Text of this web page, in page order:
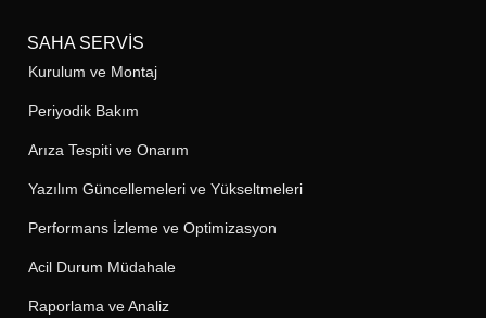
SAHA SERVIS
Kurulum ve Montaj
Periyodik Bakım
Arıza Tespiti ve Onarım
Yazılım Güncellemeleri ve Yükseltmeleri
Performans İzleme ve Optimizasyon
Acil Durum Müdahale
Raporlama ve Analiz